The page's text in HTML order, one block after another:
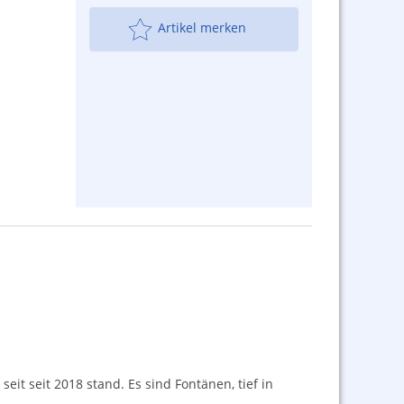
Artikel merken
seit 2018 stand. Es sind Fontänen, tief in